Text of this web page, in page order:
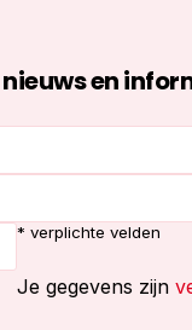
en
* verplichte velden
Je gegevens zijn